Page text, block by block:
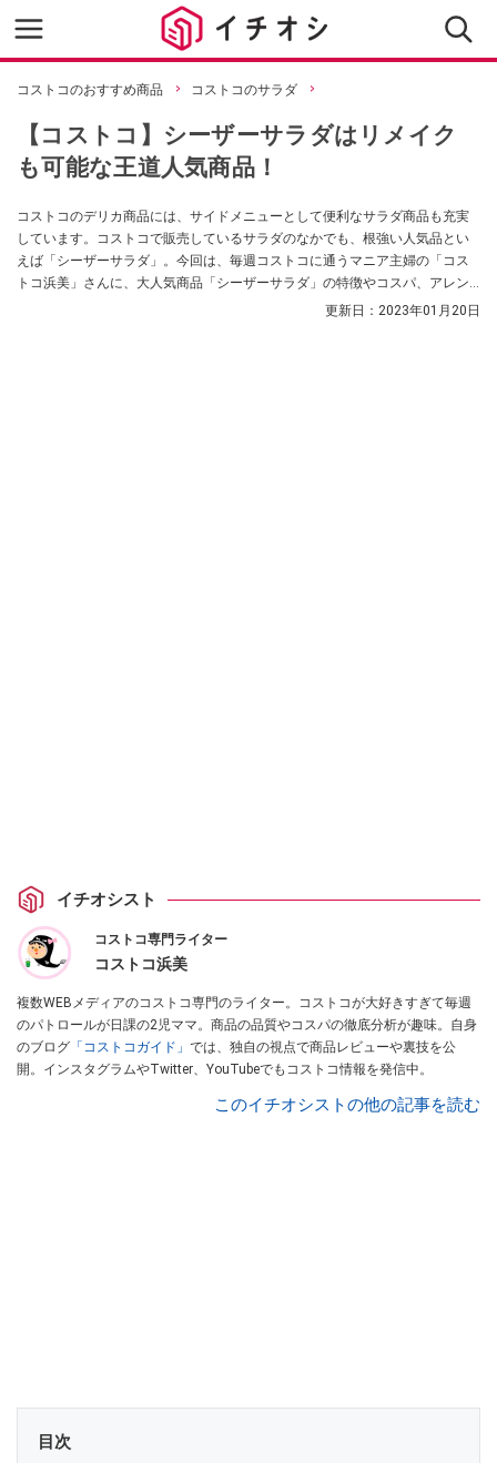
コストコのおすすめ商品 コストコのサラダ
【コストコ】シーザーサラダはリメイク
も可能な王道人気商品！
コストコのデリカ商品には、サイドメニューとして便利なサラダ商品も充実
しています。コストコで販売しているサラダのなかでも、根強い人気品とい
えば「シーザーサラダ」。今回は、毎週コストコに通うマニア主婦の「コス
トコ浜美」さんに、大人気商品「シーザーサラダ」の特徴やコスパ、アレン
更新日： 2023年01月20日
イチオシスト
コストコ専門ライター
コストコ浜美
複数WEBメディアのコストコ専門のライター。コストコが大好きすぎて毎週
のパトロールが日課の2児ママ。商品の品質やコスパの徹底分析が趣味。自身
のブログ 「コストコガイド」 では、独自の視点で商品レビューや裏技を公
開。インスタグラムやTwitter、YouTubeでもコストコ情報を発信中。
このイチオシストの他の記事を読む
目次